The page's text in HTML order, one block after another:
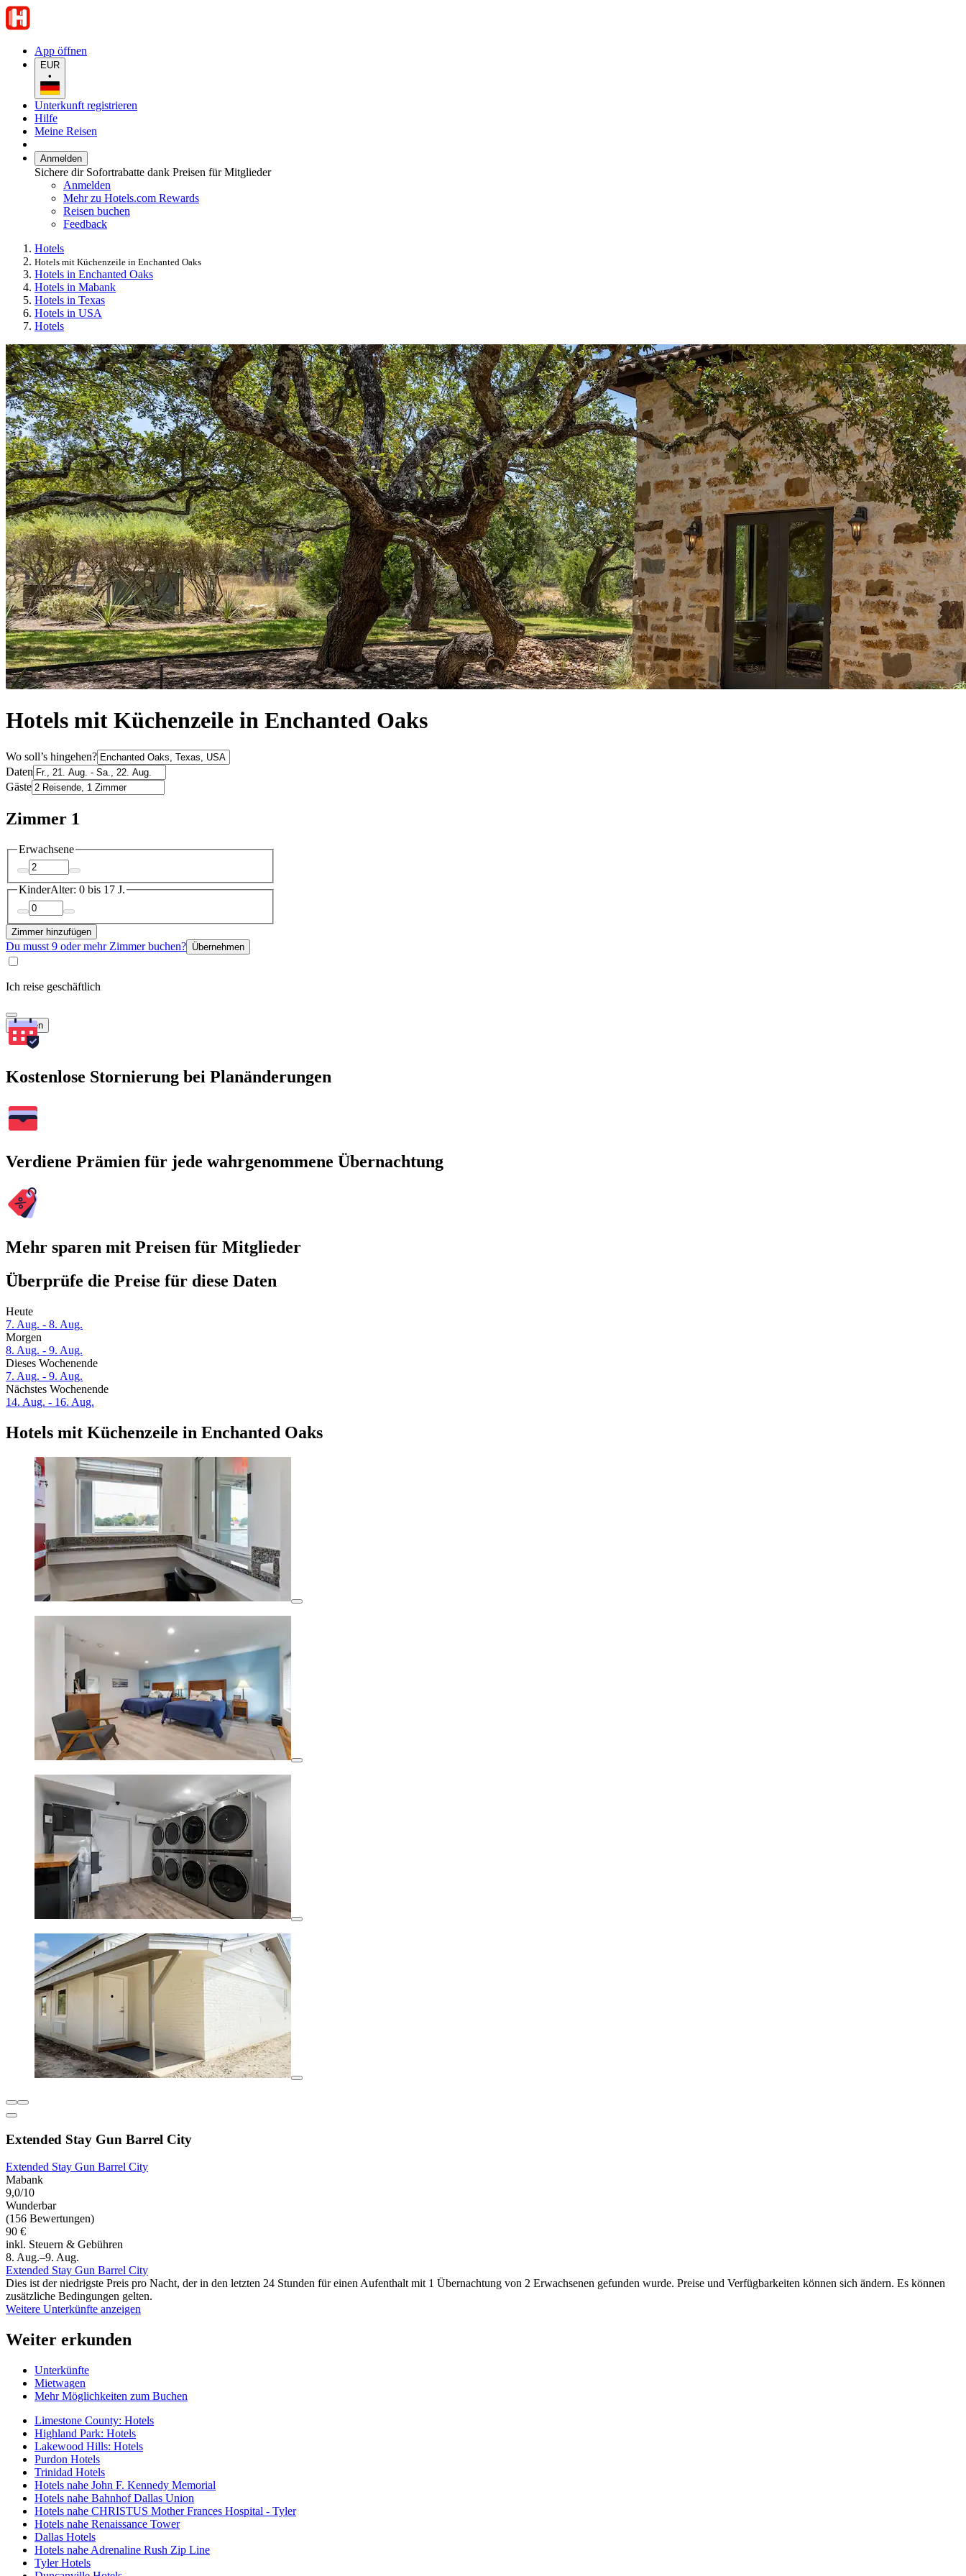
App öffnen
EUR
•
Unterkunft registrieren
Hilfe
Meine Reisen
Anmelden
Sichere dir Sofortrabatte dank Preisen für Mitglieder
Anmelden
Mehr zu Hotels.com Rewards
Reisen buchen
Feedback
Hotels
Hotels mit Küchenzeile in Enchanted Oaks
Hotels in Enchanted Oaks
Hotels in Mabank
Hotels in Texas
Hotels in USA
Hotels
Hotels mit Küchenzeile in Enchanted Oaks
Wo soll’s hingehen?
Daten
Gäste
Zimmer 1
Erwachsene
KinderAlter: 0 bis 17 J.
Zimmer hinzufügen
Du musst 9 oder mehr Zimmer buchen? Übernehmen
Ich reise geschäftlich
Suchen
Kostenlose Stornierung bei Planänderungen
Verdiene Prämien für jede wahrgenommene Übernachtung
Mehr sparen mit Preisen für Mitglieder
Überprüfe die Preise für diese Daten
Heute
7. Aug. - 8. Aug.
Morgen
8. Aug. - 9. Aug.
Dieses Wochenende
7. Aug. - 9. Aug.
Nächstes Wochenende
14. Aug. - 16. Aug.
Hotels mit Küchenzeile in Enchanted Oaks
Extended Stay Gun Barrel City
Extended Stay Gun Barrel City
Mabank
9,0/10
Wunderbar
(156 Bewertungen)
90 €
inkl. Steuern & Gebühren
8. Aug.–9. Aug.
Extended Stay Gun Barrel City
Dies ist der niedrigste Preis pro Nacht, der in den letzten 24 Stunden für einen Aufenthalt mit 1 Übernachtung von 2 Erwachsenen gefunden wurde. Preise und Verfügbarkeiten können sich ändern. Es können
zusätzliche Bedingungen gelten.
Weitere Unterkünfte anzeigen
Weiter erkunden
Unterkünfte
Mietwagen
Mehr Möglichkeiten zum Buchen
Limestone County: Hotels
Highland Park: Hotels
Lakewood Hills: Hotels
Purdon Hotels
Trinidad Hotels
Hotels nahe John F. Kennedy Memorial
Hotels nahe Bahnhof Dallas Union
Hotels nahe CHRISTUS Mother Frances Hospital - Tyler
Hotels nahe Renaissance Tower
Dallas Hotels
Hotels nahe Adrenaline Rush Zip Line
Tyler Hotels